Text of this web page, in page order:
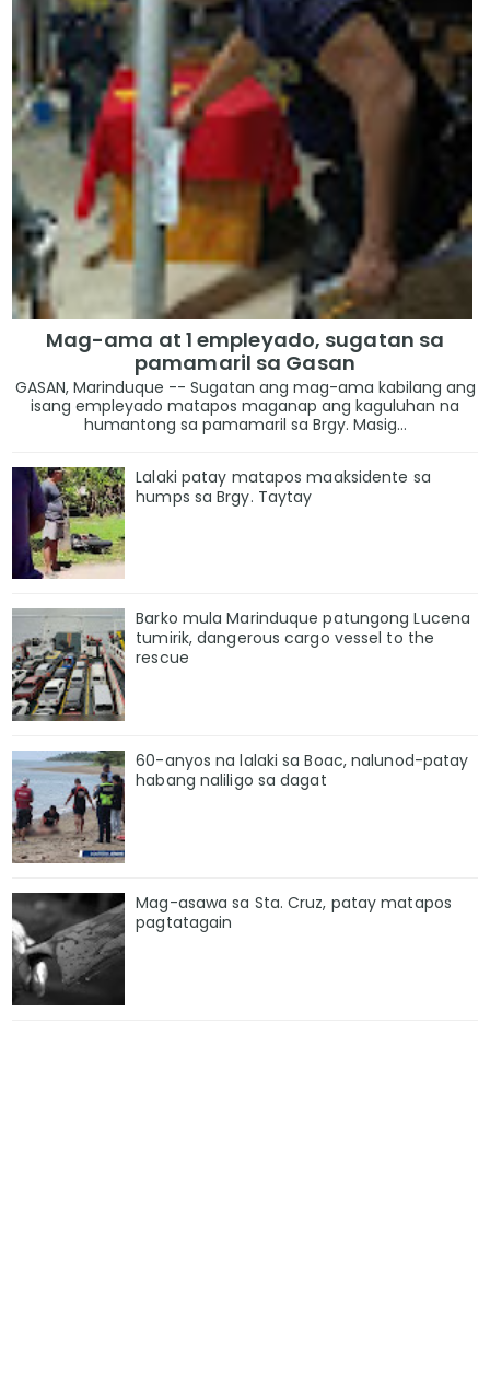
Mag-ama at 1 empleyado, sugatan sa
pamamaril sa Gasan
GASAN, Marinduque -- Sugatan ang mag-ama kabilang ang
isang empleyado matapos maganap ang kaguluhan na
humantong sa pamamaril sa Brgy. Masig...
Lalaki patay matapos maaksidente sa
humps sa Brgy. Taytay
Barko mula Marinduque patungong Lucena
tumirik, dangerous cargo vessel to the
rescue
60-anyos na lalaki sa Boac, nalunod-patay
habang naliligo sa dagat
Mag-asawa sa Sta. Cruz, patay matapos
pagtatagain